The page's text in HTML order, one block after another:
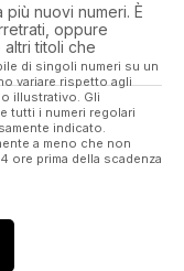
nuovi numeri. È
oppure
titoli che
di singoli numeri su un
variare rispetto agli
illustrativo. Gli
tutti i numeri regolari
indicato.
a meno che non
ore prima della scadenza